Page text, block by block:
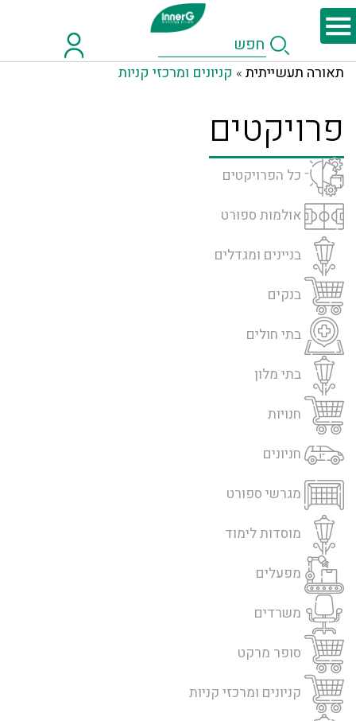
תאורה תעשייתית » קניונים ומרכזי קניות
פרויקטים
כל הפרויקטים
אולמות ספורט
בניינים ומגדלים
בנקים
בתי חולים
בתי מלון
חנויות
חניונים
מגרשי ספורט
מוסדות לימוד
מפעלים
משרדים
סופר מרקט
קניונים ומרכזי קניות